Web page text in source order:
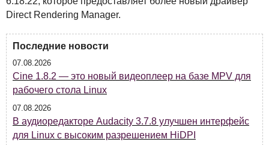
Direct Rendering Manager.
Последние новости
07.08.2026
Cine 1.8.2 — это новый видеоплеер на базе MPV для
рабочего стола Linux
07.08.2026
В аудиоредакторе Audacity 3.7.8 улучшен интерфейс
для Linux с высоким разрешением HiDPI